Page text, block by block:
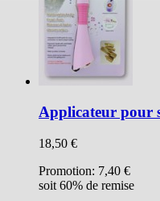
Applicateur pour
18,50 €
Promotion: 7,40 €
soit 60% de remise